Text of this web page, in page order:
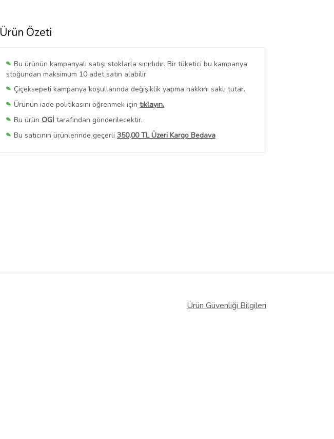
Ürün Özeti
Bu ürünün kampanyalı satışı stoklarla sınırlıdır. Bir tüketici bu kampanya
stoğundan maksimum 10 adet satın alabilir.
Çiçeksepeti kampanya koşullarında değişiklik yapma hakkını saklı tutar.
Ürünün iade politikasını öğrenmek için tıklayın.
Bu ürün OGİ tarafından gönderilecektir.
Bu satıcının ürünlerinde geçerli 350,00 TL Üzeri Kargo Bedava
Bu SatıcınınTüm Ürünlerini Görüntüle
Ürün Güvenliği Bilgileri